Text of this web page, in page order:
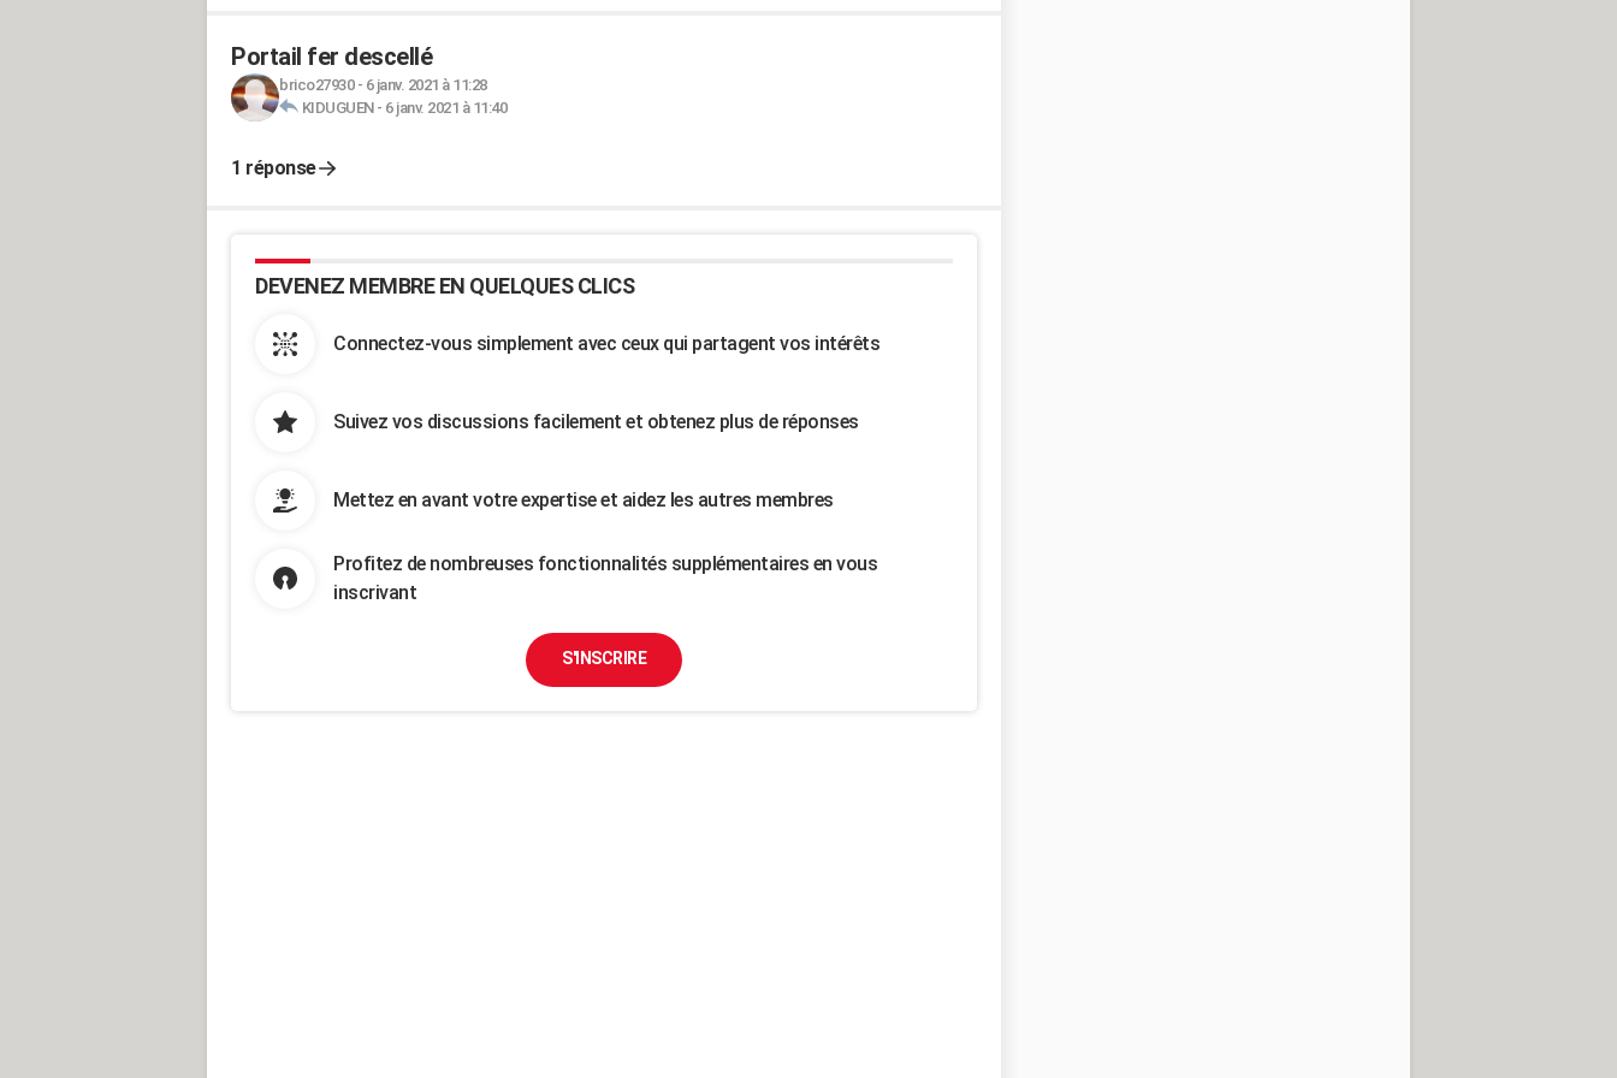
Portail fer descellé
brico27930- 6 janv. 2021 à 11:28
KIDUGUEN- 6 janv. 2021 à 11:40
1 réponse
DEVENEZ MEMBRE EN QUELQUES CLICS
Connectez-vous simplement avec ceux qui partagent vos intérêts
Suivez vos discussions facilement et obtenez plus de réponses
Mettez en avant votre expertise et aidez les autres membres
Profitez de nombreuses fonctionnalités supplémentaires en vous
inscrivant
S'INSCRIRE